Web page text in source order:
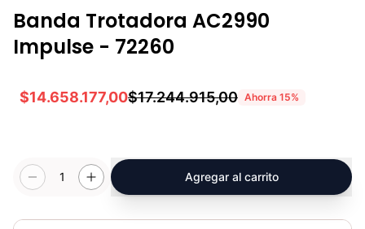
Banda Trotadora AC2990
Impulse - 72260
$14.658.177,00$17.244.915,00 Ahorra 15%
1 Agregar al carrito